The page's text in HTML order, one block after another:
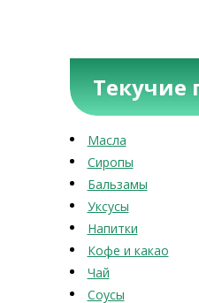
Текучие
Масла
Сиропы
Бальзамы
Уксусы
Напитки
Кофе и какао
Чай
Соусы